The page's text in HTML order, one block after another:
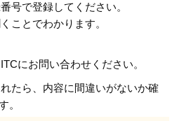
号で登録してください。
ことでわかります。
にお問い合わせください。
たら、内容に間違いがないか確
。